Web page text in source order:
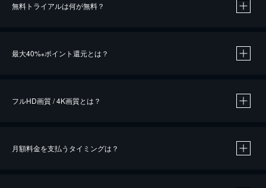
無料トライアルは何が無料？
最大40%※ポイント還元とは？
※40％ポイント還元の対象は、クレジットカード決済による作品の購入 / レンタルです。
iOSアプリのUコイン決済による作品の購入 / レンタルは、20％のポイント還元です。
フルHD画質 / 4K画質とは？
月額料金を支払うタイミングは？